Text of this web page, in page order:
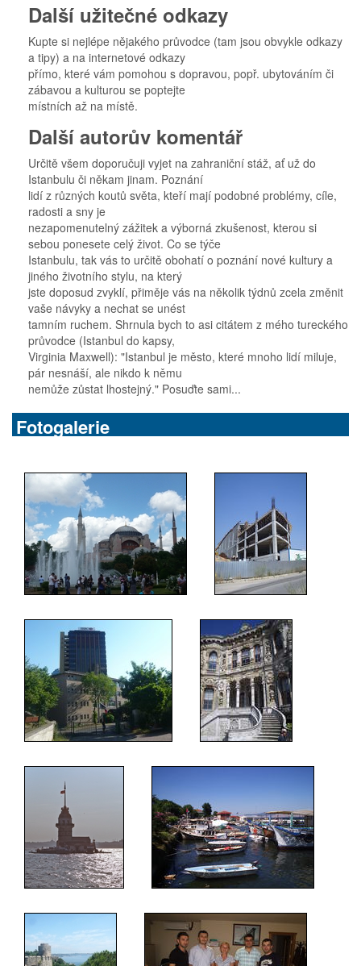
Další užitečné odkazy
Kupte si nejlépe nějakého průvodce (tam jsou obvykle odkazy
a tipy) a na internetové odkazy
přímo, které vám pomohou s dopravou, popř. ubytováním či
zábavou a kulturou se poptejte
místních až na místě.
Další autorův komentář
Určitě všem doporučuji vyjet na zahraniční stáž, ať už do
Istanbulu či někam jinam. Poznání
lidí z různých koutů světa, kteří mají podobné problémy, cíle,
radosti a sny je
nezapomenutelný zážitek a výborná zkušenost, kterou si
sebou ponesete celý život. Co se týče
Istanbulu, tak vás to určitě obohatí o poznání nové kultury a
jiného životního stylu, na který
jste doposud zvyklí, přiměje vás na několik týdnů zcela změnit
vaše návyky a nechat se unést
tamním ruchem. Shrnula bych to asi citátem z mého tureckého
průvodce (Istanbul do kapsy,
Virginia Maxwell): "Istanbul je město, které mnoho lidí miluje,
pár nesnáší, ale nikdo k němu
nemůže zůstat lhostejný." Posuďte sami...
Fotogalerie